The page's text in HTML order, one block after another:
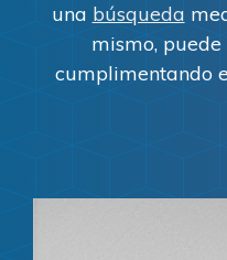
una búsqueda
mismo,
cumplimentando